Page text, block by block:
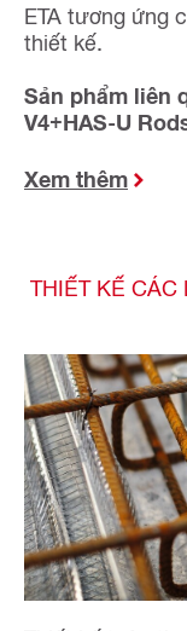
ETA tương ứng
thiết kế.
Sản phẩm liên
V4+HAS-U
Xem thêm
THIẾT KẾ CÁC